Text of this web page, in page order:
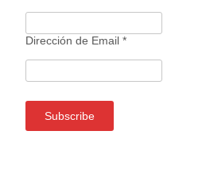
Dirección de Email *